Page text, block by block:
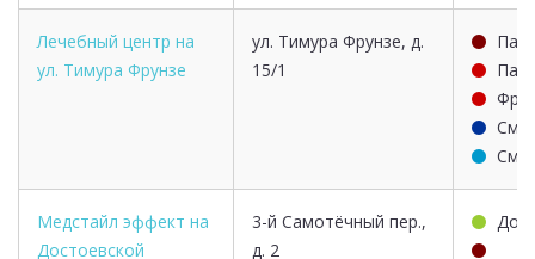
Лечебный центр на
ул. Тимура Фрунзе
ул. Тимура Фрунзе, д.
15/1
Медстайл эффект на
Достоевской
3-й Самотёчный пер.,
д. 2